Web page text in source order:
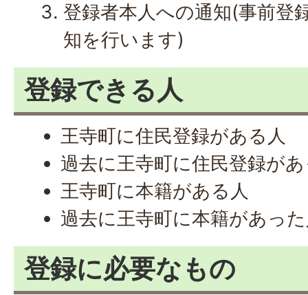
登録者本人への通知(事前登
知を行います)
登録できる人
王寺町に住民登録がある人
過去に王寺町に住民登録が
王寺町に本籍がある人
過去に王寺町に本籍があっ
登録に必要なもの